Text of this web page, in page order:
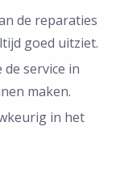
de reparaties
goed uitziet.
de service in
maken.
in het